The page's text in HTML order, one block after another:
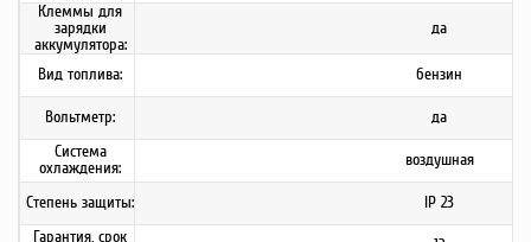
Клеммы для
зарядки
аккумулятора:
да
Вид топлива: бензин
Вольтметр:
да
Система
охлаждения:
воздушная
Степень защиты:
IP 23
Гарантия, срок